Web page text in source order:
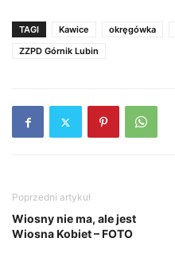
TAGI Kawice okręgówka
ZZPD Górnik Lubin
Poprzedni artykuł
Wiosny nie ma, ale jest
Wiosna Kobiet – FOTO